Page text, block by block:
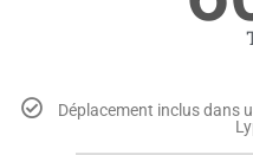
Déplacement inclus dans